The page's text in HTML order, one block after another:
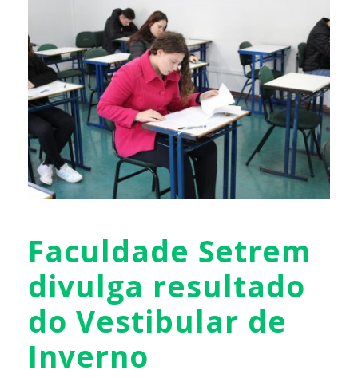
Faculdade Setrem
divulga resultado
do Vestibular de
Inverno